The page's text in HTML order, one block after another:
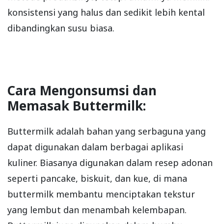
konsistensi yang halus dan sedikit lebih kental
dibandingkan susu biasa.
Cara Mengonsumsi dan
Memasak Buttermilk:
Buttermilk adalah bahan yang serbaguna yang
dapat digunakan dalam berbagai aplikasi
kuliner. Biasanya digunakan dalam resep adonan
seperti pancake, biskuit, dan kue, di mana
buttermilk membantu menciptakan tekstur
yang lembut dan menambah kelembapan.